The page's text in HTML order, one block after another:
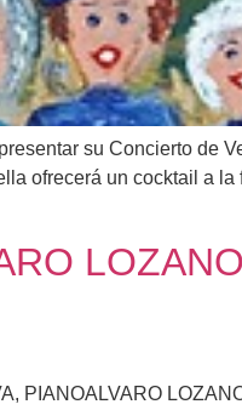
su Concierto de
ofrecerá un cocktail a
PIANOALVARO